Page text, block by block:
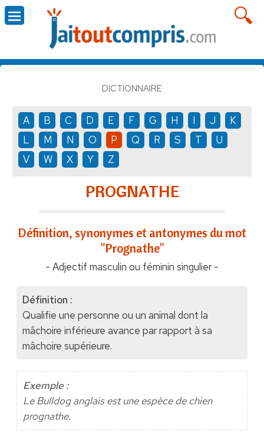
DICTIONNAIRE
A B C D E F G H I J
K
L
M N O P Q R S T
U
V
W X Y Z
PROGNATHE
Définition, synonymes et antonymes du mot
"Prognathe"
- Adjectif masculin ou féminin singulier -
Définition :
Qualifie une personne ou un animal dont la
mâchoire inférieure avance par rapport à sa
mâchoire supérieure.
Exemple :
Le Bulldog anglais est une espèce de chien
prognathe.